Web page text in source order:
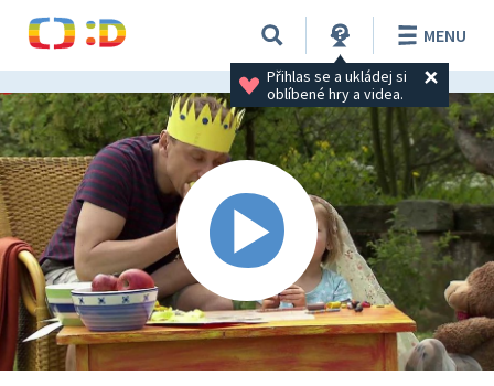
Přihlas se a ukládej si
oblíbené hry a videa.
MENU